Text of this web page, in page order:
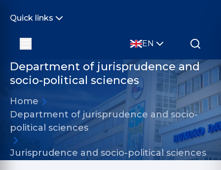
Quick links
EN
Department of jurisprudence and
socio-political sciences
Home
Department of jurisprudence and socio-
political sciences
Jurisprudence and socio-political sciences